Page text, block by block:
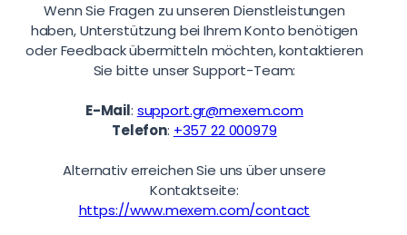
Wenn Sie Fragen zu unseren Dienstleistungen
haben, Unterstützung bei Ihrem Konto benötigen
oder Feedback übermitteln möchten, kontaktieren
Sie bitte unser Support-Team:
E-Mail: support.gr@mexem.com
Telefon: +357 22 000979
Alternativ erreichen Sie uns über unsere
Kontaktseite:
https://www.mexem.com/contact